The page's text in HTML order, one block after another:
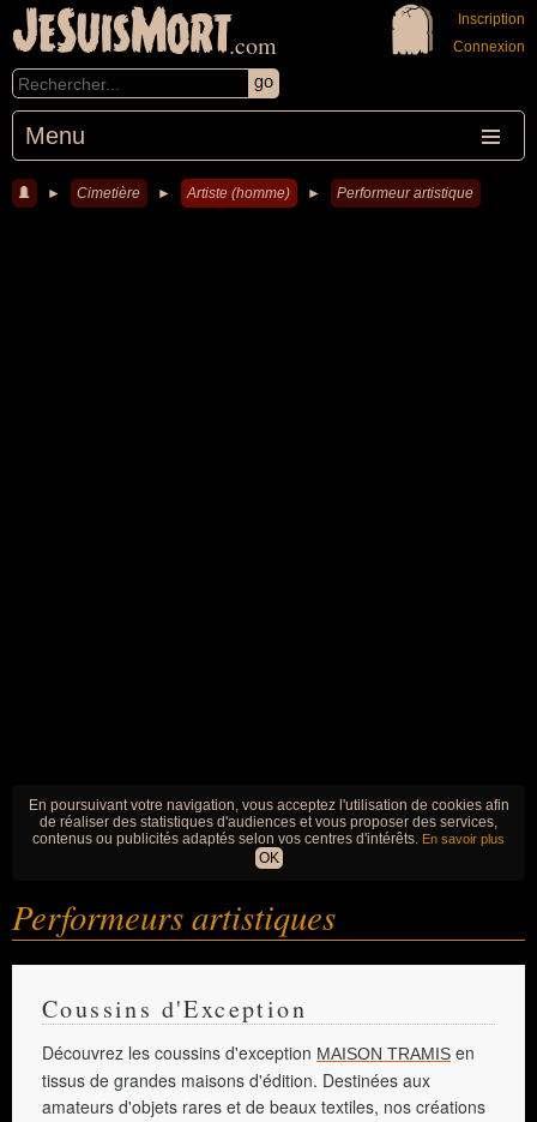
JeSuisMort.com
Menu
Inscription
Connexion
► Cimetière ► Artiste (homme) ► Performeur artistique
En poursuivant votre navigation, vous acceptez l'utilisation de cookies afin
de réaliser des statistiques d'audiences et vous proposer des services,
contenus ou publicités adaptés selon vos centres d'intérêts. En savoir plus
OK
Performeurs artistiques
Coussins d'Exception
Découvrez les coussins d'exception MAISON TRAMIS en
tissus de grandes maisons d'édition. Destinées aux
amateurs d'objets rares et de beaux textiles, nos créations